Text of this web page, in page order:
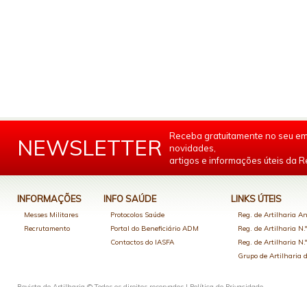
NEWSLETTER
Receba gratuitamente no seu
novidades,
artigos e informações úteis da
INFORMAÇÕES
Messes Militares
Recrutamento
INFO SAÚDE
Protocolos Saúde
Portal do Beneficiário ADM
Contactos do IASFA
LINKS ÚTEIS
Reg. de Artilharia
Reg. de Artilharia
Reg. de Artilharia
Grupo de Artilharia